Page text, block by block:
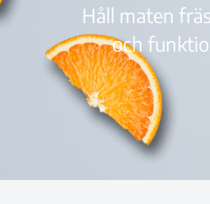
Håll maten
och